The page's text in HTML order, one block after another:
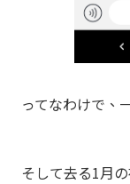
ってなわけで、
そして去る1月